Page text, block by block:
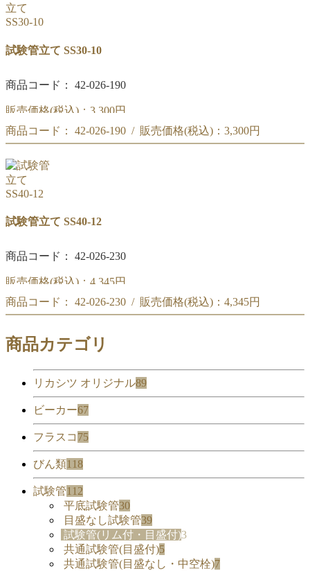
試験管立て SS30-10
商品コード： 42-026-190
販売価格(税込)： 3,300円
(#252)試験管立て SS30-10
商品コード： 42-026-190 / 販売価格(税込)： 3,300円
(#252)試験管立て SS30-10
試験管立て SS40-12
商品コード： 42-026-230
販売価格(税込)： 4,345円
(#253)試験管立て SS40-12
商品コード： 42-026-230 / 販売価格(税込)： 4,345円
商品カテゴリ
リカシツ オリジナル89
ビーカー67
フラスコ 75
びん類118
試験管112
平底試験管30
目盛なし試験管39
試験管(リム付・目盛付)3
共通試験管(目盛付)5
共通試験管(目盛なし・中空栓)7